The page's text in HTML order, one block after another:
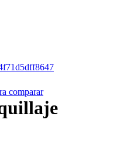
comparar